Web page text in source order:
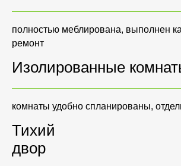
полностью меблирована, выполнен
ремонт
Изолированные
комнаты удобно спланированы,
Тихий
двор